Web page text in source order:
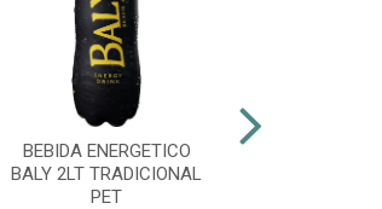
BEBIDA ENERGETICO
BALY 2LT TRADICIONAL
PET